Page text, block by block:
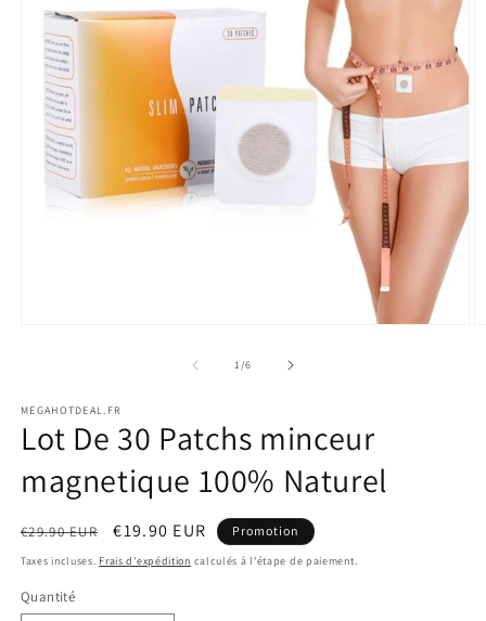
une
fenêtre
modale
1/de
6
MEGAHOTDEAL.FR
Lot De 30 Patchs minceur
magnetique 100% Naturel
Prix
habituel
€29.90 EUR
Prix
promotionnel
€19.90 EUR Promotion
Taxes incluses. Frais d'expédition calculés à l'étape de paiement.
Quantité